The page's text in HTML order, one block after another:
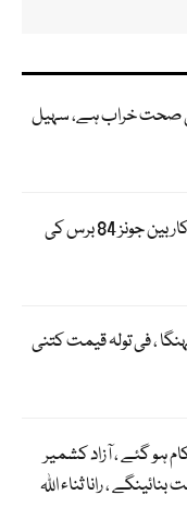
کی صحت خراب ہے، سہیل
ڈیوکس آف ہیزرڈ کے معروف اداکار بین جونز 84 برس کی
، فی تولہ قیمت کتنی
ہو گئے ، آزاد کشمیر
، رانا ثناء اللہ